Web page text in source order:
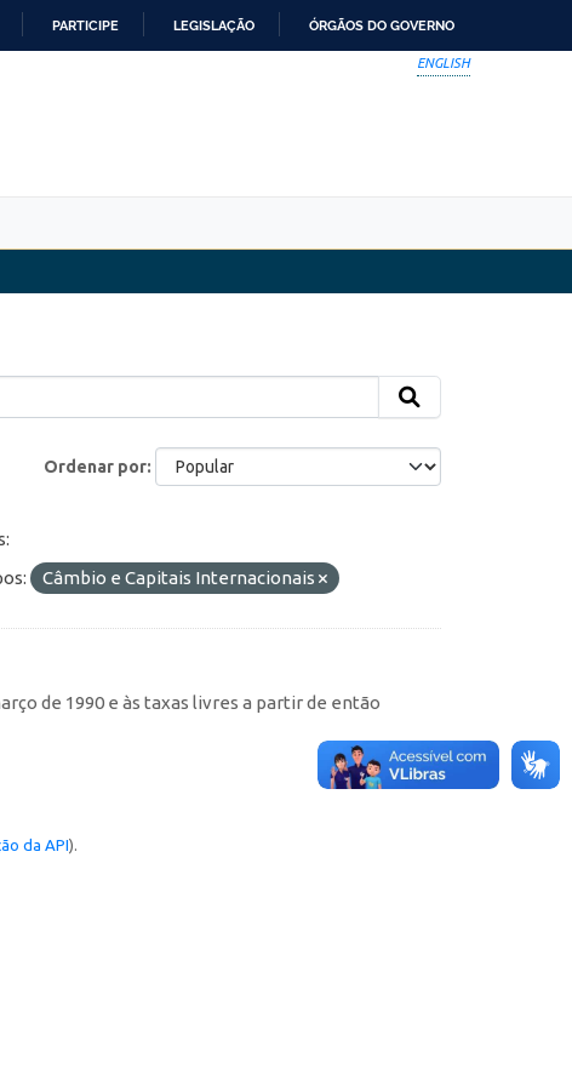
PARTICIPE LEGISLAÇÃO ÓRGÃOS DO GOVERNO
ENGLISH
Ordenar por
Câmbio e Capitais Internacionais
de 1990 e às taxas livres a partir de então
da API).